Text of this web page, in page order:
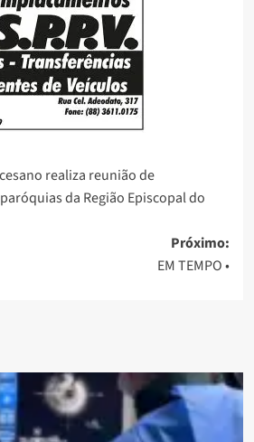
realiza reunião de
da Região Episcopal do
Próximo:
EM TEMPO •